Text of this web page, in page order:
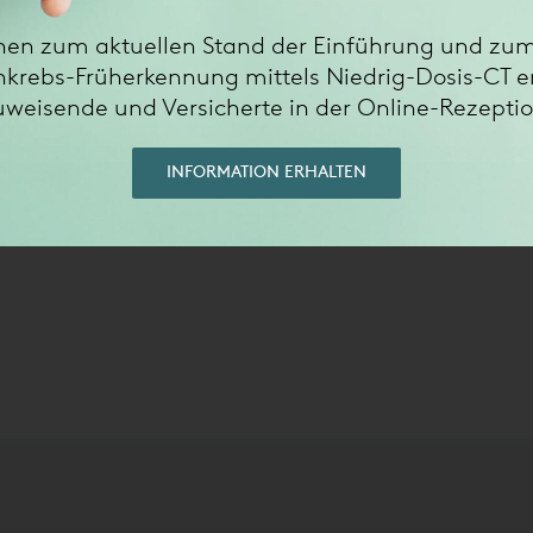
um den Zugang zu Kardio-CT- und Kardio-
können schonend und präzise Herzerkrankungen
oder Kardio-MRT-Untersuchung geeignet ist. Das Ergebnis
abgeben wird.
zum aktuellen Stand der Einführung und
Früherkennung mittels Niedrig-Dosis-CT
und Versicherte in der Online-
INFORMATION ERHALTEN